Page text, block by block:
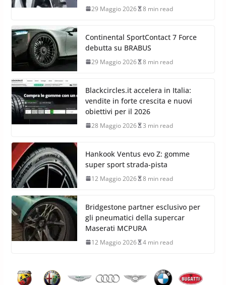
29 Maggio 2026 8 min read
Continental SportContact 7 Force
debutta su BRABUS
29 Maggio 2026 8 min read
Blackcircles.it accelera in Italia:
vendite in forte crescita e nuovi
obiettivi per il 2026
28 Maggio 2026 3 min read
Hankook Ventus evo Z: gomme
super sport strada-pista
12 Maggio 2026 8 min read
Bridgestone partner esclusivo per
gli pneumatici della supercar
Maserati MCPURA
12 Maggio 2026 4 min read